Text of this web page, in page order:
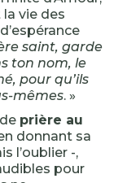
vie des
saint, garde
ton nom, le
pour qu’ils
mêmes. »
prière au
donnant sa
l’oublier -,
pour